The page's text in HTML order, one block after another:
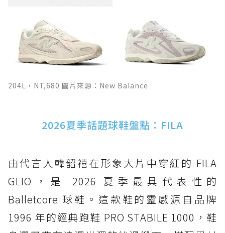
204L，NT,680 圖片來源：New Balance
2026夏季話題球鞋盤點：FILA
由代言人韓韶禧在形象大片中穿紅的 FILA
GLIO，是 2026 夏季最具代表性的
Balletcore 球鞋。這款鞋的靈感源自品牌
1996 年的經典跑鞋 PRO STABILE 1000，鞋